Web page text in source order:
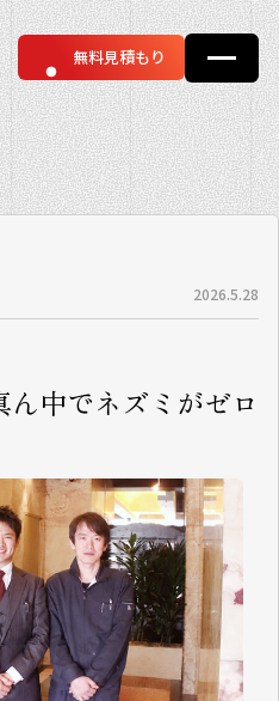
無料見積もり
2026.5.28
中でネズミがゼロ